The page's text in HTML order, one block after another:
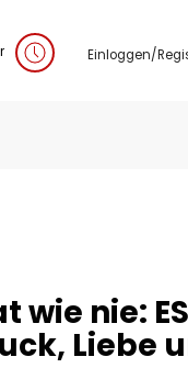
Einloggen/
wie nie:
Liebe